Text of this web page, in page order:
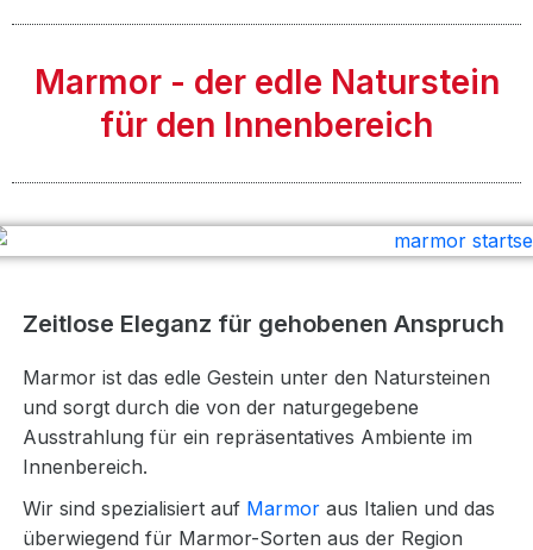
Marmor - der edle Naturstein
für den Innenbereich
Zeitlose Eleganz für gehobenen Anspruch
Marmor ist das edle Gestein unter den Natursteinen
und sorgt durch die von der naturgegebene
Ausstrahlung für ein repräsentatives Ambiente im
Innenbereich.
Wir sind spezialisiert auf Marmor aus Italien und das
überwiegend für Marmor-Sorten aus der Region